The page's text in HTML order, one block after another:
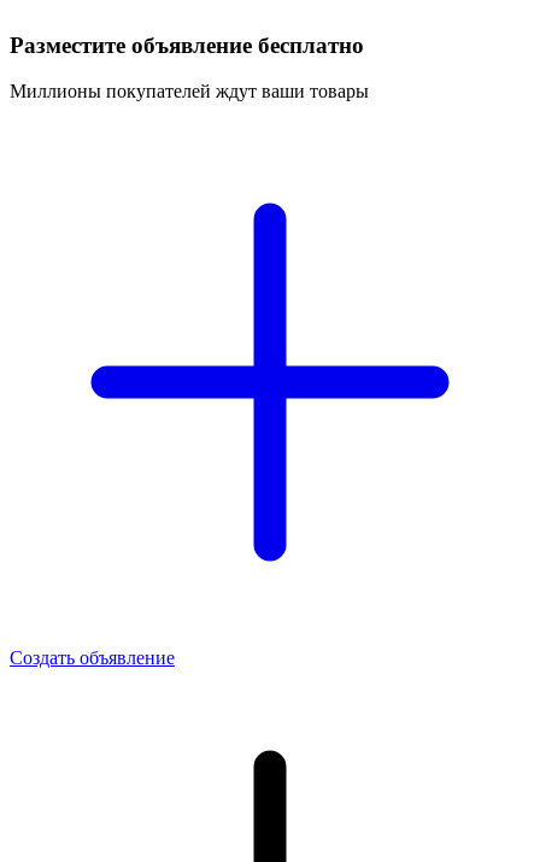
Разместите объявление бесплатно
Миллионы покупателей ждут ваши товары
Создать объявление